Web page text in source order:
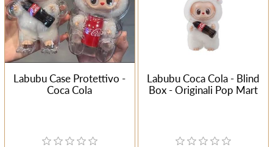
Labubu Case Protettivo -
Coca Cola
Labubu Coca Cola - Blind
Box - Originali Pop Mart